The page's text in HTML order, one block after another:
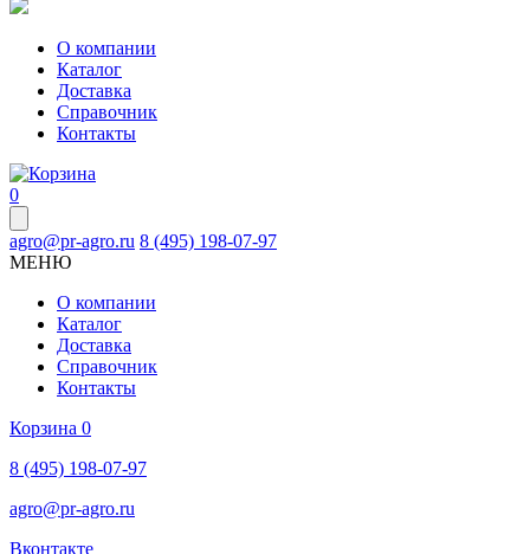
О компании
Каталог
Доставка
Справочник
Контакты
0
agro@pr-agro.ru 8 (495) 198-07-97
МЕНЮ
О компании
Каталог
Доставка
Справочник
Контакты
Корзина 0
8 (495) 198-07-97
agro@pr-agro.ru
Вконтакте